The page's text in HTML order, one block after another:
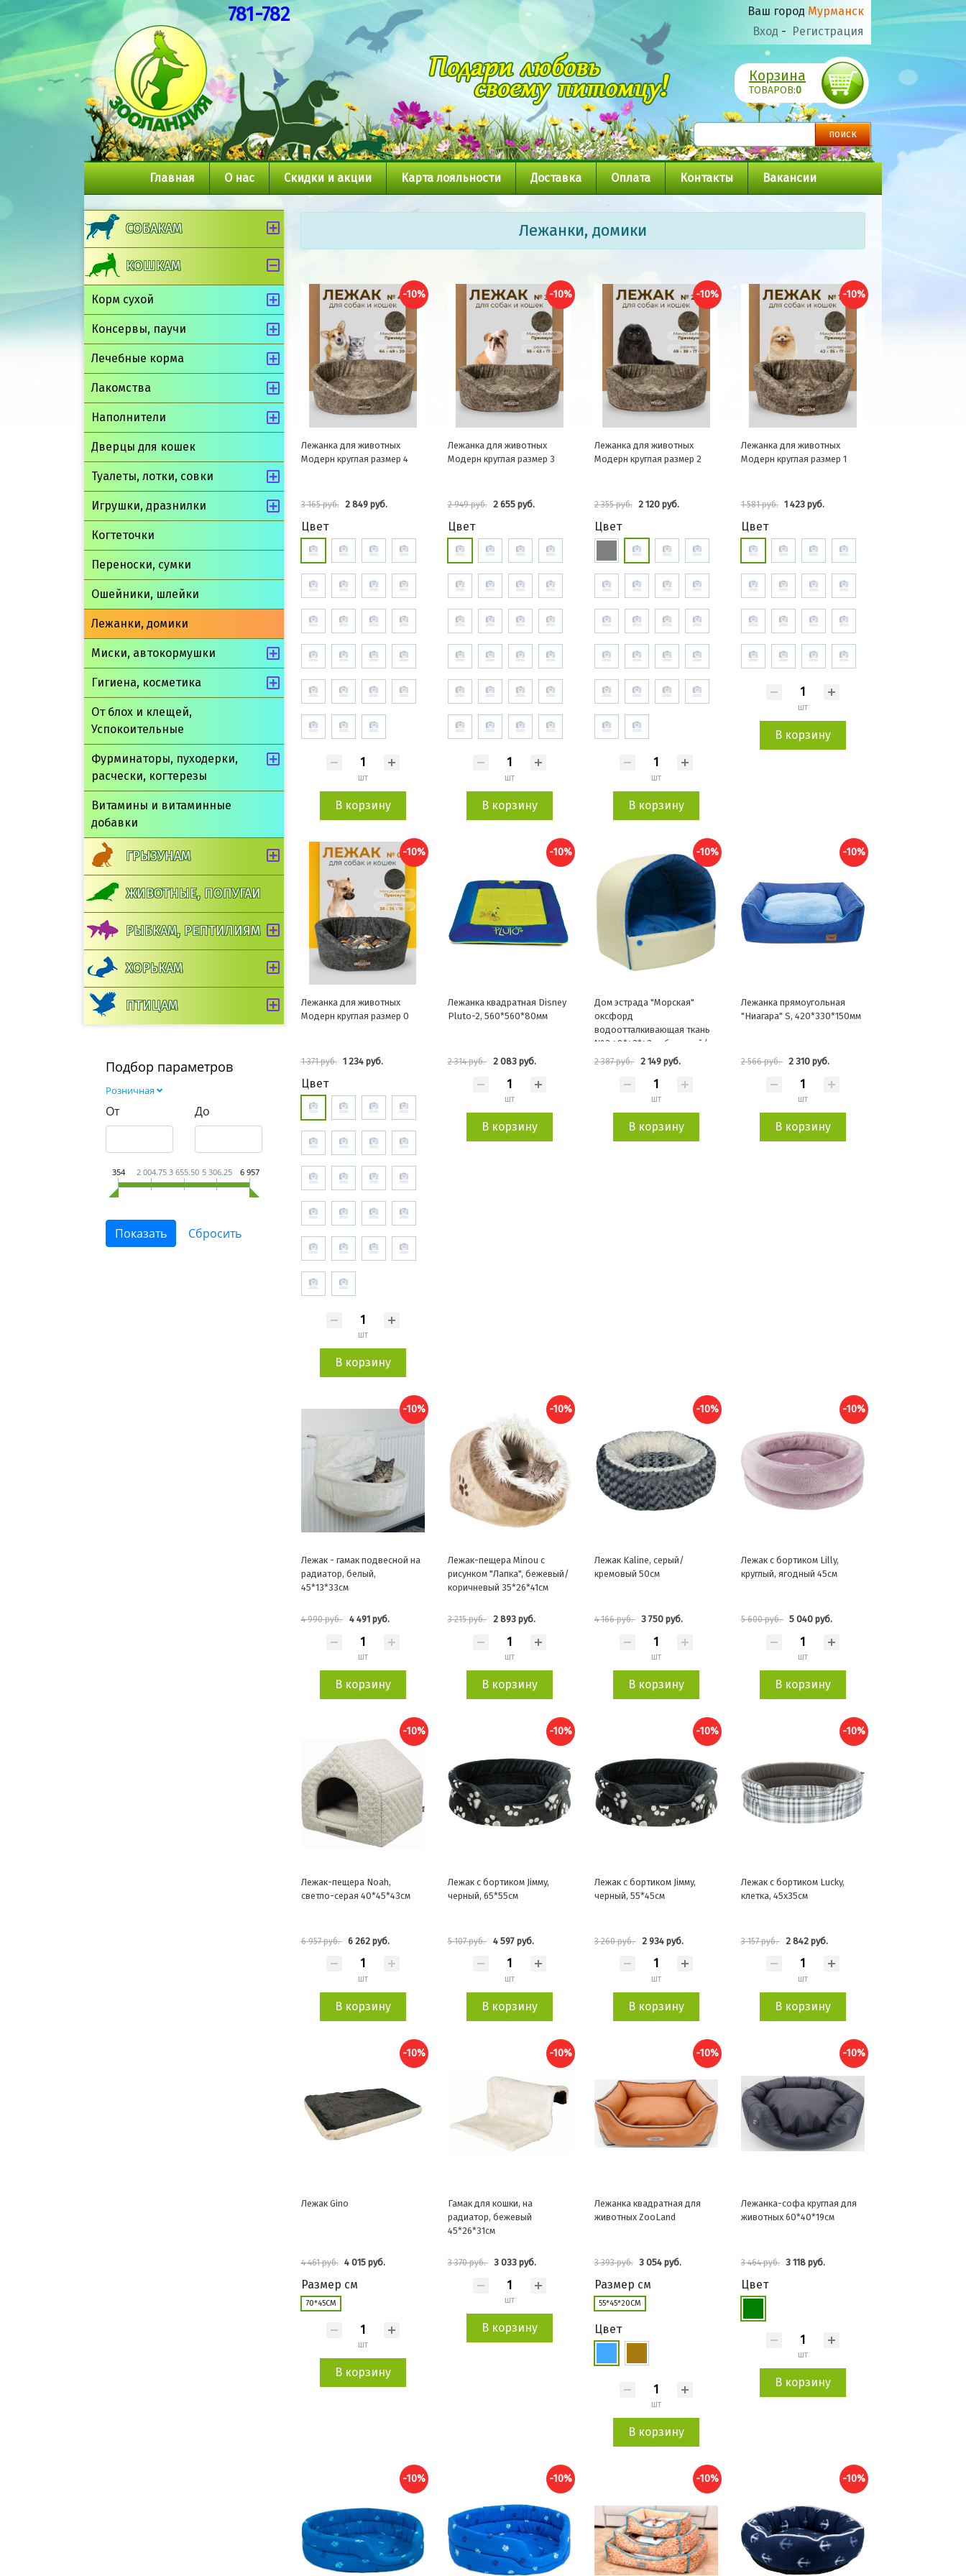
781-782 Ваш город Мурманск
Вход - Регистрация
Корзина
ТОВАРОВ:0
Главная О нас Скидки и акции Карта лояльности Доставка Оплата Контакты Вакансии
СОБАКАМ
КОШКАМ
Корм сухой
Консервы, паучи
Лечебные корма
Лакомства
Наполнители
Дверцы для кошек
Туалеты, лотки, совки
Игрушки, дразнилки
Когтеточки
Переноски, сумки
Ошейники, шлейки
Лежанки, домики
Миски, автокормушки
Гигиена, косметика
От блох и клещей,
Успокоительные
Фурминаторы, пуходерки,
расчески, когтерезы
Витамины и витаминные
добавки
ГРЫЗУНАМ
ЖИВОТНЫЕ, ПОПУГАИ
РЫБКАМ, РЕПТИЛИЯМ
ХОРЬКАМ
ПТИЦАМ
Подбор параметров
Розничная
От До
354 2 004.75 3 655.50 5 306.25 6 957
Лежанки, домики
-10%
Лежанка для животных
Модерн круглая размер 4
3 165 руб. 2 849 руб.
Цвет
шт
В корзину
-10%
Лежанка для животных
Модерн круглая размер 3
2 949 руб. 2 655 руб.
Цвет
шт
В корзину
-10%
Лежанка для животных
Модерн круглая размер 2
2 355 руб. 2 120 руб.
Цвет
шт
В корзину
-10%
Лежанка для животных
Модерн круглая размер 1
1 581 руб. 1 423 руб.
Цвет
шт
В корзину
-10%
Лежанка для животных
Модерн круглая размер 0
1 371 руб. 1 234 руб.
Цвет
шт
В корзину
-10%
Лежанка квадратная Disney
Pluto-2, 560*560*80мм
2 314 руб. 2 083 руб.
шт
В корзину
-10%
Дом эстрада "Морская"
оксфорд
водоотталкивающая ткань
№3 48*43*43см бежевый/
синий
2 387 руб. 2 149 руб.
шт
В корзину
-10%
Лежанка прямоугольная
"Ниагара" S, 420*330*150мм
2 566 руб. 2 310 руб.
шт
В корзину
-10%
Лежак - гамак подвесной на
радиатор, белый,
45*13*33см
4 990 руб. 4 491 руб.
шт
В корзину
-10%
Лежак-пещера Minou с
рисунком "Лапка", бежевый/
коричневый 35*26*41см
3 215 руб. 2 893 руб.
шт
В корзину
-10%
Лежак Kaline, серый/
кремовый 50см
4 166 руб. 3 750 руб.
шт
В корзину
-10%
Лежак с бортиком Lilly,
круглый, ягодный 45см
5 600 руб. 5 040 руб.
шт
В корзину
-10%
Лежак-пещера Noah,
светло-серая 40*45*43см
6 957 руб. 6 262 руб.
шт
В корзину
-10%
Лежак с бортиком Jiммy,
черный, 65*55см
5 107 руб. 4 597 руб.
шт
В корзину
-10%
Лежак с бортиком Jiммy,
черный, 55*45см
3 260 руб. 2 934 руб.
шт
В корзину
-10%
Лежак с бортиком Lucky,
клетка, 45х35см
3 157 руб. 2 842 руб.
шт
В корзину
-10%
Лежак Gino
4 461 руб. 4 015 руб.
Размер см
70*45СМ
шт
В корзину
-10%
Гамак для кошки, на
радиатор, бежевый
45*26*31см
3 370 руб. 3 033 руб.
шт
В корзину
-10%
Лежанка квадратная для
животных ZooLand
3 393 руб. 3 054 руб.
Размер см
55*45*20СМ
Цвет
шт
В корзину
-10%
Лежанка-софа круглая для
животных 60*40*19см
3 464 руб. 3 118 руб.
Цвет
шт
В корзину
-10% -10% -10% -10%